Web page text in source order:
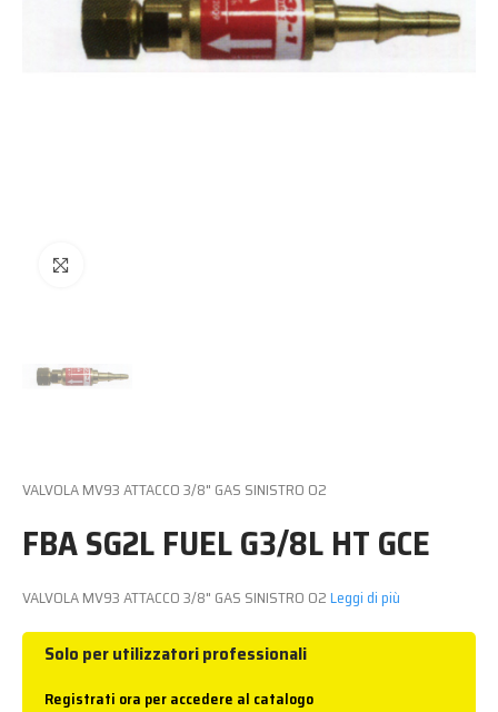
VALVOLA MV93 ATTACCO 3/8" GAS SINISTRO O2
FBA SG2L FUEL G3/8L HT GCE
VALVOLA MV93 ATTACCO 3/8" GAS SINISTRO O2Leggi di più
Solo per utilizzatori professionali
Registrati ora per accedere al catalogo